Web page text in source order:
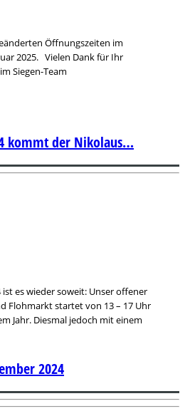
Öffnungszeiten im
2025. Vielen Dank für Ihr
Siegen-Team
ist es wieder soweit: Unser offener
Flohmarkt startet von 13 – 17 Uhr
Jahr. Diesmal jedoch mit einem
kommt der Nikolaus…
2024